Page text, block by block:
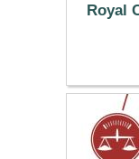
Royal